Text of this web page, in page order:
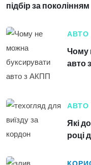
підбір за поколінням
АВТО
Чому
авто
АВТО
Які
році